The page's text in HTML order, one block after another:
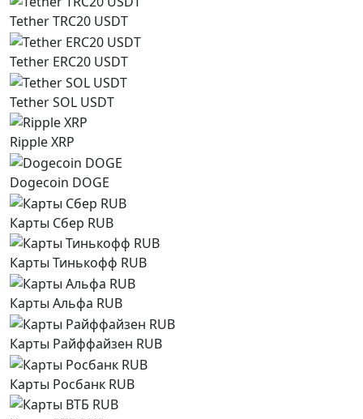
Tether TRC20 USDT
Tether ERC20 USDT
Tether SOL USDT
Ripple XRP
Dogecoin DOGE
Карты Сбер RUB
Карты Тинькофф RUB
Карты Альфа RUB
Карты Райффайзен RUB
Карты Росбанк RUB